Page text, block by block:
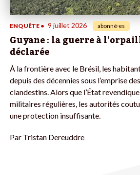
ENQUÊTE • 9 juillet 2026 abonné·es
Guyane : la guerre à
déclarée
À la frontière avec le Brésil, les
depuis des décennies sous l’emprise
clandestins. Alors que l’État
militaires régulières, les autorités
une protection insuffisante.
Par Tristan Dereuddre